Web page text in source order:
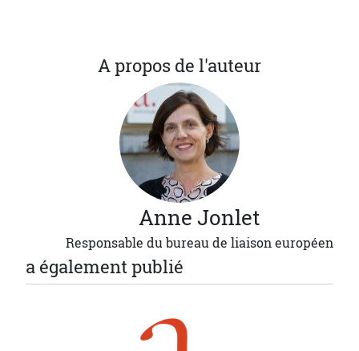
A propos de l'auteur
Anne Jonlet
Responsable du bureau de liaison européen
a également publié